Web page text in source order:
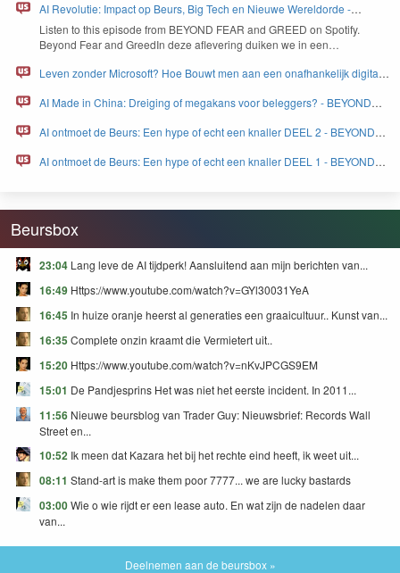
AI Revolutie: Impact op Beurs, Big Tech en Nieuwe Wereldorde -
BEYOND FEAR and GREED
Lis­ten to this episode from BEYOND FEAR and GREED on Spo­ti­fy.
Beyond Fear and Greed­In deze aflev­er­ing duiken we in een…
Leven zonder Microsoft? Hoe Bouwt men aan een onafhankelijk digitaal
AI Made in China: Dreiging of megakans voor beleggers? - BEYOND
AI ontmoet de Beurs: Een hype of echt een knaller DEEL 2 - BEYOND
AI ontmoet de Beurs: Een hype of echt een knaller DEEL 1 - BEYOND
Beursbox
23:04 Lang leve de AI tijdperk! Aansluitend aan mijn berichten van...
16:49 Https://www.youtube.com/watch?v=GYl30031YeA
16:45 In huize oranje heerst al generaties een graaicultuur.. Kunst van...
16:35 Complete onzin kraamt die Vermietert uit..
15:20 Https://www.youtube.com/watch?v=nKvJPCGS9EM
15:01 De Pandjesprins Het was niet het eerste incident. In 2011...
11:56 Nieuwe beursblog van Trader Guy: Nieuwsbrief: Records Wall
Street en...
10:52 Ik meen dat Kazara het bij het rechte eind heeft, ik weet uit...
08:11 Stand-art is make them poor 7777... we are lucky bastards
03:00Wie o wie rijdt er een lease auto. En wat zijn de nadelen daar
van...
Deelnemen aan de beursbox »